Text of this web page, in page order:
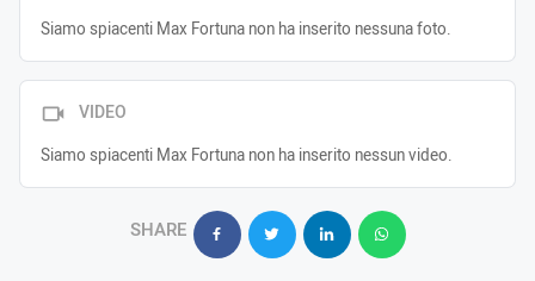
Siamo spiacenti Max Fortuna non ha inserito nessuna foto.
VIDEO
Siamo spiacenti Max Fortuna non ha inserito nessun video.
SHARE